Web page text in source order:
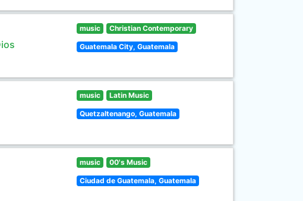
music Christian Contemporary
Guatemala City, Guatemala
music Latin Music
Quetzaltenango, Guatemala
music 00's Music
Ciudad de Guatemala, Guatemala